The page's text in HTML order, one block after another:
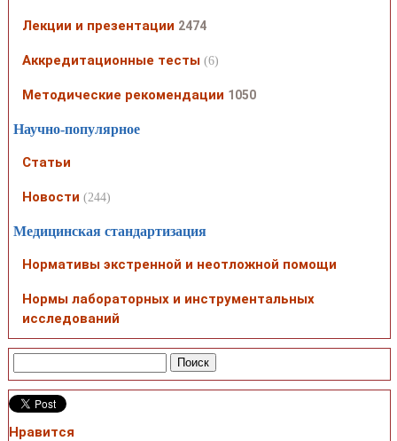
Лекции и презентации 2474
Аккредитационные тесты (6)
Методические рекомендации 1050
Научно-популярное
Статьи
Новости (244)
Медицинская стандартизация
Нормативы экстренной и неотложной помощи
Нормы лабораторных и инструментальных
исследований
Нравится